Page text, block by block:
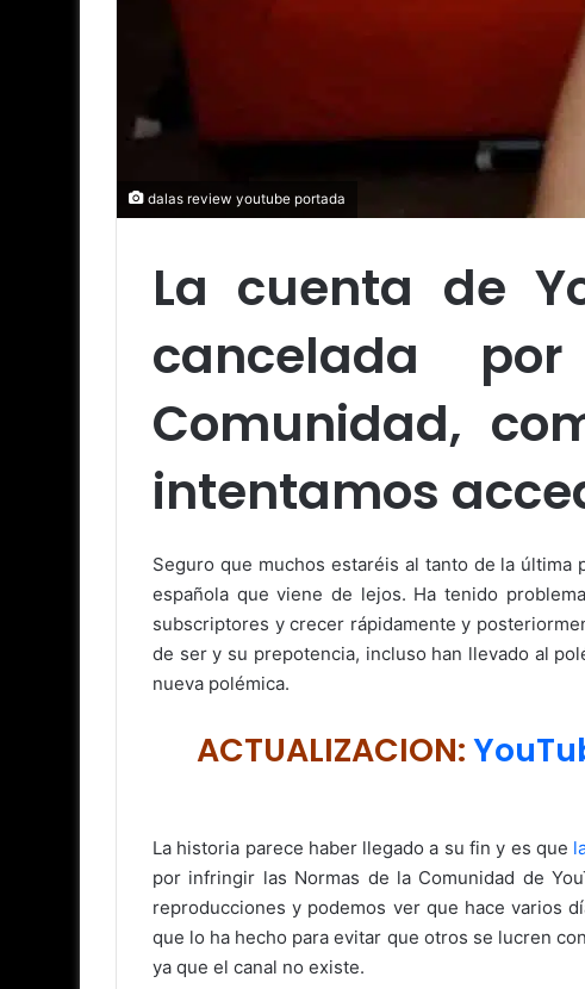
dalas review youtube portada
La cuenta de
cancelada
Comunidad,
intentamos
Seguro que muchos estaréis al tanto de la última
española que viene de lejos. Ha tenido
subscriptores y crecer rápidamente y
de ser y su prepotencia, incluso han llevado al
nueva polémica.
ACTUALIZACION:
La historia parece haber llegado a su fin y es que
por infringir las Normas de la Comunidad de
reproducciones y podemos ver que hace varios
que lo ha hecho para evitar que otros se lucren
ya que el canal no existe.